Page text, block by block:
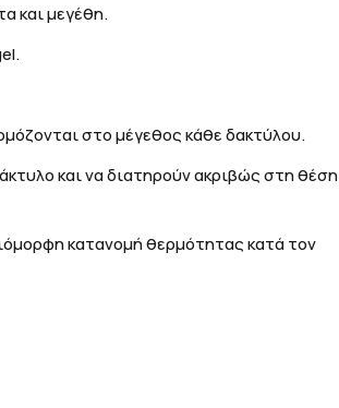
και μεγέθη.
στο μέγεθος κάθε δακτύλου.
και να διατηρούν ακριβώς στη θέση
κατανομή θερμότητας κατά τον